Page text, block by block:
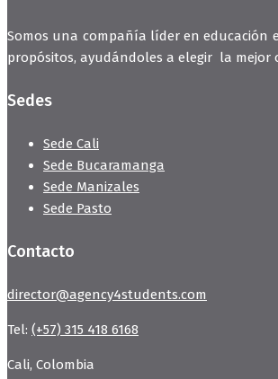
Somos una compañía líder en educación
propósitos, ayudándoles a elegir la
Sedes
Sede Cali
Sede Bucaramanga
Sede Manizales
Sede Pasto
Contacto
director@agency4students.com
Tel: (+57) 315 418 6168
Cali, Colombia